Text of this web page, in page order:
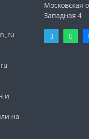
и
на
Московская
Западная 4